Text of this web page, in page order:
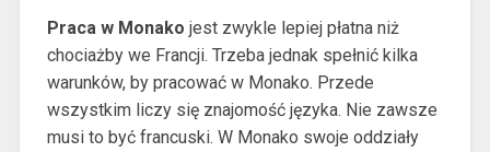
Praca w Monako jest zwykle lepiej płatna niż
chociażby we Francji. Trzeba jednak spełnić kilka
warunków, by pracować w Monako. Przede
wszystkim liczy się znajomość języka. Nie zawsze
musi to być francuski. W Monako swoje oddziały